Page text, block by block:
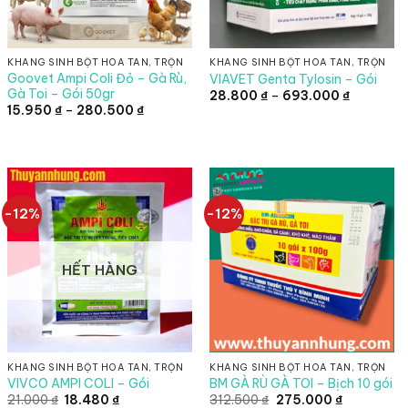
KHÁNG SINH BỘT HÒA TAN, TRỘN
Goovet Ampi Coli Đỏ – Gà Rù,
Gà Toi – Gói 50gr
15.950₫ – 280.500₫Khoảng
280.500 ₫
KHÁNG SINH BỘT HÒA TAN, TRỘN
VIAVET Genta Tylosin – Gói
28.800₫ – 693.000₫Khoảng
-12%
HẾT HÀNG
KHÁNG SINH BỘT HÒA TAN, TRỘN
VIVCO AMPI COLI – Gói
21.000₫ Giá
18.480₫Giá
-12%
KHÁNG SINH BỘT HÒA TAN, TRỘN
BM GÀ RÙ GÀ TOI – Bịch 10 gói
312.500₫ Giá
275.000 ₫Giá